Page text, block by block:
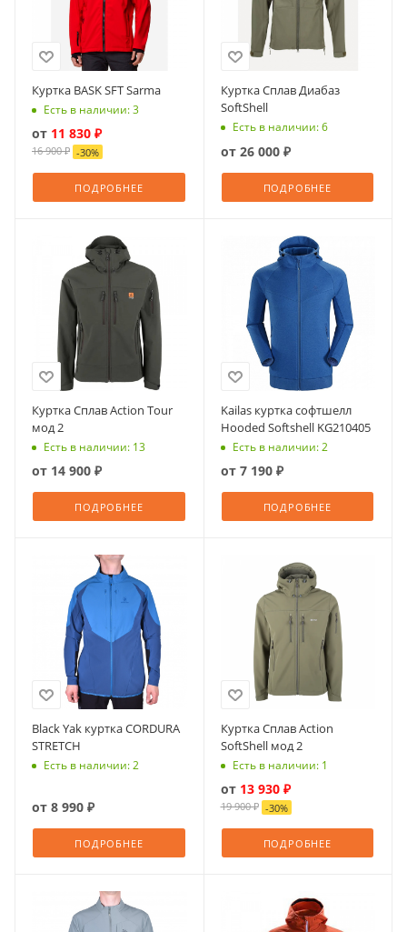
Куртка BASK SFT Sarma
Есть в наличии: 3
от 11 830 ₽
16 900 ₽ -30%
ПОДРОБНЕЕ
Куртка Сплав Диабаз
SoftShell
Есть в наличии: 6
от 26 000 ₽
ПОДРОБНЕЕ
Куртка Сплав Action Tour
мод 2
Есть в наличии: 13
от 14 900 ₽
ПОДРОБНЕЕ
Kailas куртка софтшелл
Hooded Softshell KG210405
Есть в наличии: 2
от 7 190 ₽
ПОДРОБНЕЕ
Black Yak куртка CORDURA
STRETCH
Есть в наличии: 2
от 8 990 ₽
ПОДРОБНЕЕ
Куртка Сплав Action
SoftShell мод 2
Есть в наличии: 1
от 13 930 ₽
19 900 ₽ -30%
ПОДРОБНЕЕ